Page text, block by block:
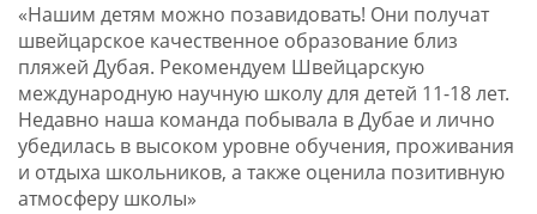
«Нашим детям можно позавидовать! Они получат
швейцарское качественное образование близ
пляжей Дубая. Рекомендуем Швейцарскую
международную научную школу для детей 11-18 лет.
Недавно наша команда побывала в Дубае и лично
убедилась в высоком уровне обучения, проживания
и отдыха школьников, а также оценила позитивную
атмосферу школы»